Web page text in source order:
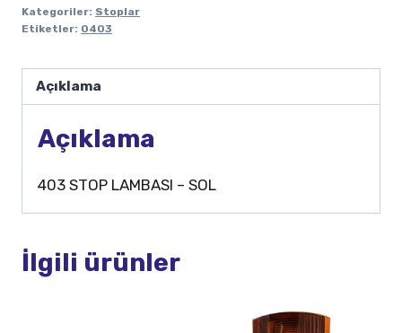
Kategoriler: Stoplar
Etiketler: 0403
Açıklama
Açıklama
403 STOP LAMBASI – SOL
İlgili ürünler